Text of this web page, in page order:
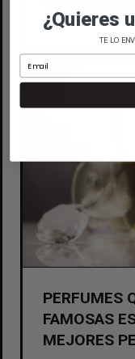
PERFUMES
FAMOSAS
MEJORES
¿Quieres
TE LO